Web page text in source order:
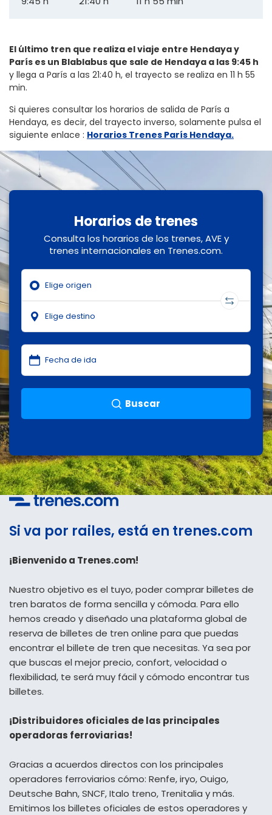
El último tren que realiza el viaje entre Hendaya y
París es un Blablabus que sale de Hendaya a las 9:45 h
y llega a París a las 21:40 h, el trayecto se realiza en 11 h 55
min.
Si quieres consultar los horarios de salida de París a
Hendaya, es decir, del trayecto inverso, solamente pulsa el
siguiente enlace : Horarios Trenes París Hendaya.
Horarios de trenes
Consulta los horarios de los trenes, AVE y
trenes internacionales en Trenes.com.
Buscar
Si va por railes, está en trenes.com
¡Bienvenido a Trenes.com!
Nuestro objetivo es el tuyo, poder comprar billetes de
tren baratos de forma sencilla y cómoda. Para ello
hemos creado y diseñado una plataforma global de
reserva de billetes de tren online para que puedas
encontrar el billete de tren que necesitas. Ya sea por
que buscas el mejor precio, confort, velocidad o
flexibilidad, te será muy fácil y cómodo encontrar tus
billetes.
¡Distribuidores oficiales de las principales
operadoras ferroviarias!
Gracias a acuerdos directos con los principales
operadores ferroviarios cómo: Renfe, iryo, Ouigo,
Deutsche Bahn, SNCF, Italo treno, Trenitalia y más.
Emitimos los billetes oficiales de estos operadores y